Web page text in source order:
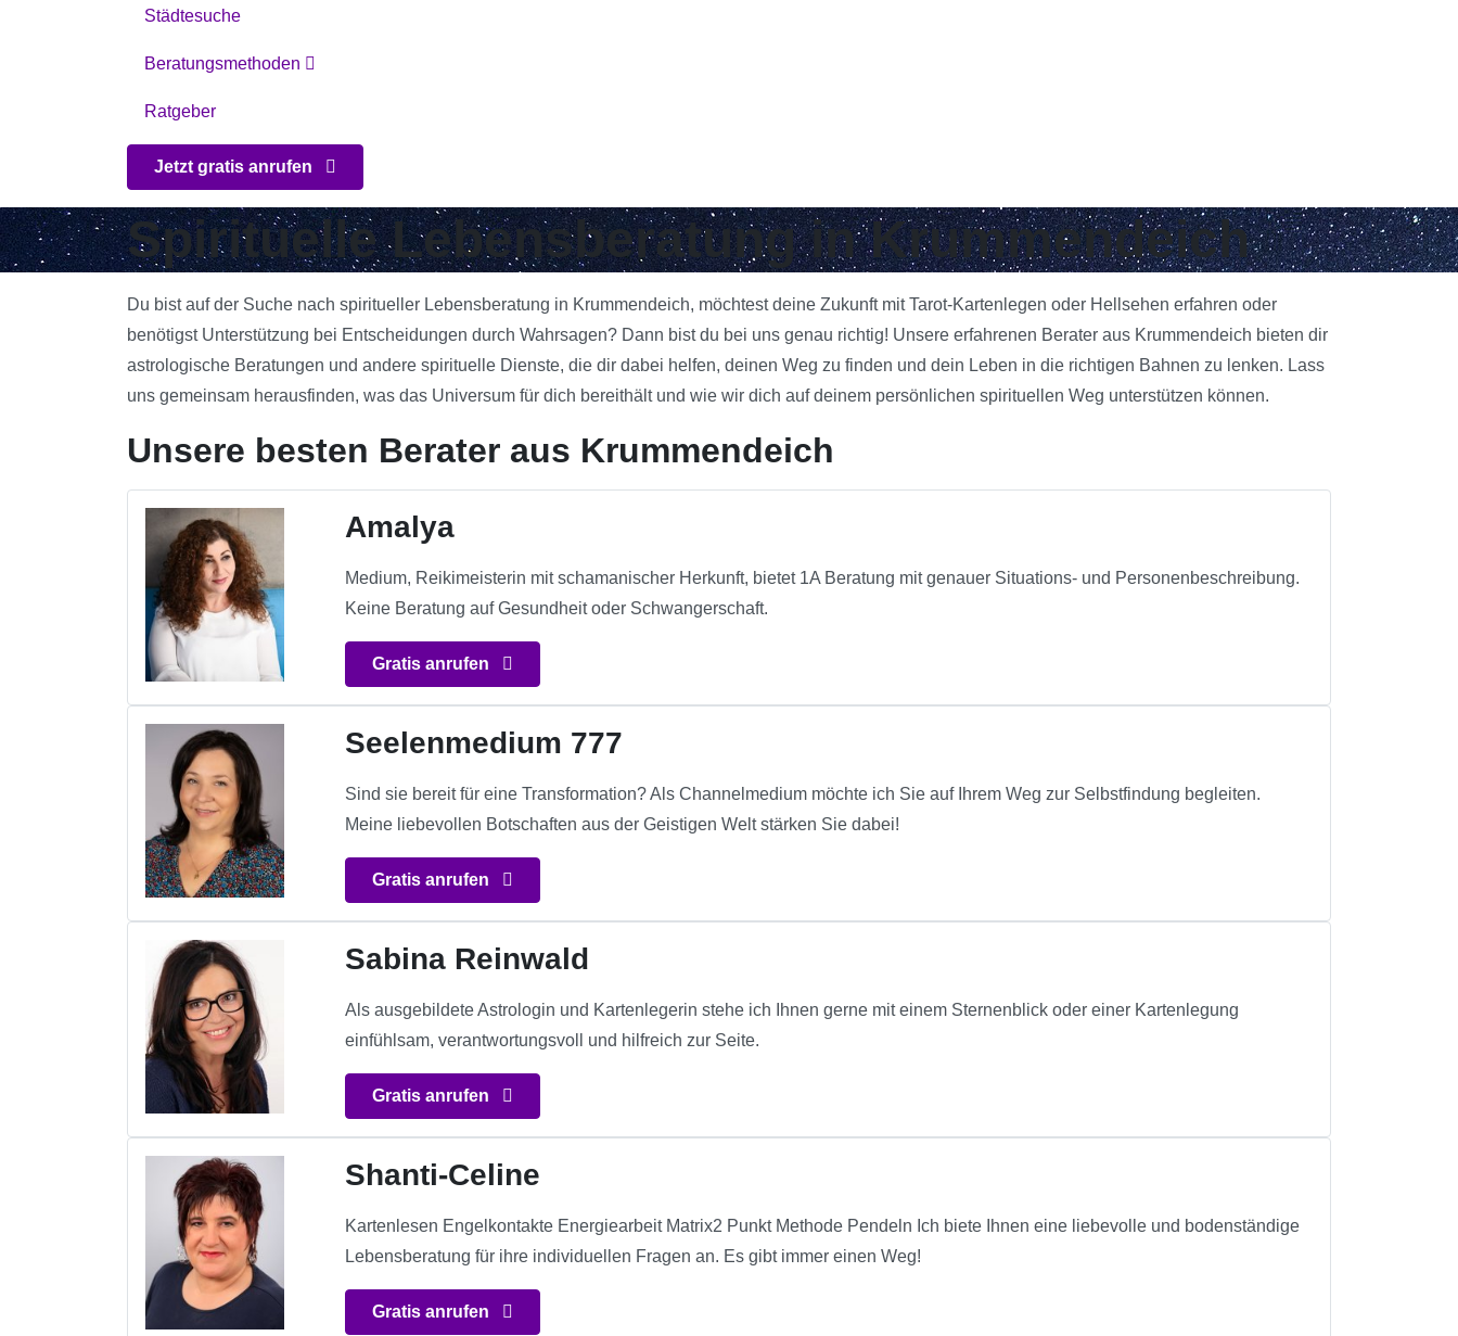
Städtesuche
Beratungsmethoden
Ratgeber
Jetzt gratis anrufen
Spirituelle Lebensberatung in Krummendeich
Du bist auf der Suche nach spiritueller Lebensberatung in Krummendeich, möchtest deine Zukunft mit Tarot-Kartenlegen oder Hellsehen erfahren oder
benötigst Unterstützung bei Entscheidungen durch Wahrsagen? Dann bist du bei uns genau richtig! Unsere erfahrenen Berater aus Krummendeich bieten dir
astrologische Beratungen und andere spirituelle Dienste, die dir dabei helfen, deinen Weg zu finden und dein Leben in die richtigen Bahnen zu lenken. Lass
uns gemeinsam herausfinden, was das Universum für dich bereithält und wie wir dich auf deinem persönlichen spirituellen Weg unterstützen können.
Unsere besten Berater aus Krummendeich
Amalya
Medium, Reikimeisterin mit schamanischer Herkunft, bietet 1A Beratung mit genauer Situations- und Personenbeschreibung.
Keine Beratung auf Gesundheit oder Schwangerschaft.
Gratis anrufen
Seelenmedium 777
Sind sie bereit für eine Transformation? Als Channelmedium möchte ich Sie auf Ihrem Weg zur Selbstfindung begleiten.
Meine liebevollen Botschaften aus der Geistigen Welt stärken Sie dabei!
Gratis anrufen
Sabina Reinwald
Als ausgebildete Astrologin und Kartenlegerin stehe ich Ihnen gerne mit einem Sternenblick oder einer Kartenlegung
einfühlsam, verantwortungsvoll und hilfreich zur Seite.
Gratis anrufen
Shanti-Celine
Kartenlesen Engelkontakte Energiearbeit Matrix2 Punkt Methode Pendeln Ich biete Ihnen eine liebevolle und bodenständige
Lebensberatung für ihre individuellen Fragen an. Es gibt immer einen Weg!
Gratis anrufen